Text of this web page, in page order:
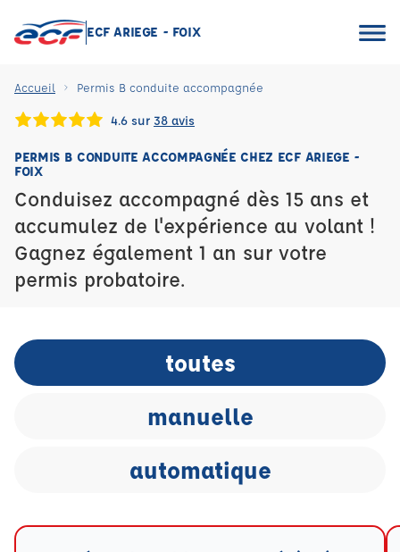
ECF ARIEGE - FOIX
Accueil Permis B conduite accompagnée
4.6 sur 38 avis
PERMIS B CONDUITE ACCOMPAGNÉE CHEZ ECF ARIEGE -
FOIX
Conduisez accompagné dès 15 ans et
accumulez de l'expérience au volant !
Gagnez également 1 an sur votre
permis probatoire.
toutes
manuelle
automatique